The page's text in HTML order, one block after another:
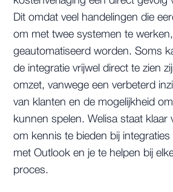
Dit omdat veel handelingen die
om met twee systemen te
geautomatiseerd worden. Soms
de integratie vrijwel direct te zien
omzet, vanwege een verbeterd
van klanten en de mogelijkheid
kunnen spelen. Welisa staat klaar
om kennis te bieden bij integraties
met Outlook en je te helpen bij
proces.